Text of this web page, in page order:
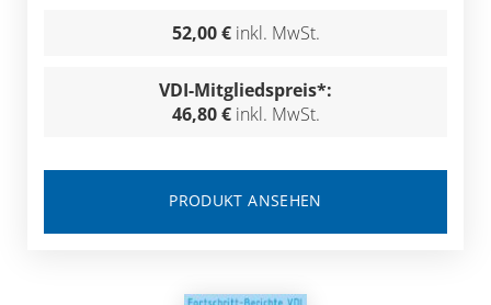
52,00 € inkl. MwSt.
VDI-Mitgliedspreis*:
46,80 € inkl. MwSt.
PRODUKT ANSEHEN